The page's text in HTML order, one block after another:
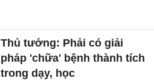
Thủ tướng: Phải có giải
pháp 'chữa' bệnh thành tích
trong dạy, học